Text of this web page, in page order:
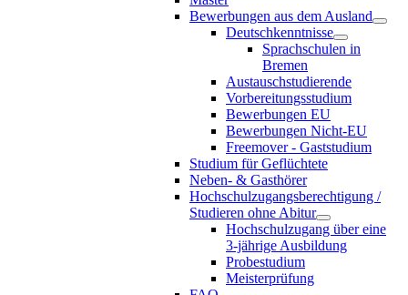
Bewerbungen aus dem Ausland
Deutschkenntnisse
Sprachschulen in
Bremen
Austauschstudierende
Vorbereitungsstudium
Bewerbungen EU
Bewerbungen Nicht-EU
Freemover - Gaststudium
Studium für Geflüchtete
Neben- & Gasthörer
Hochschulzugangsberechtigung /
Studieren ohne Abitur
Hochschulzugang über eine
3-jährige Ausbildung
Probestudium
Meisterprüfung